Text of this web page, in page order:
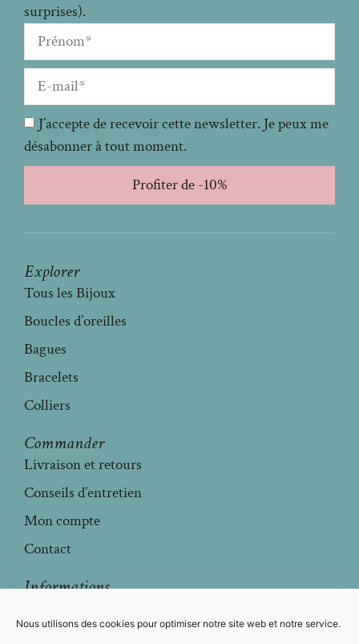
Nous utilisons des cookies pour optimiser notre site web et notre service.
surprises).
J’accepte de recevoir cette newsletter. Je peux me
désabonner à tout moment.
Profiter de -10%
Explorer
Tous les Bijoux
Boucles d’oreilles
Bagues
Bracelets
Colliers
Commander
Livraison et retours
Conseils d’entretien
Mon compte
Contact
Informations
Conditions générales de vente